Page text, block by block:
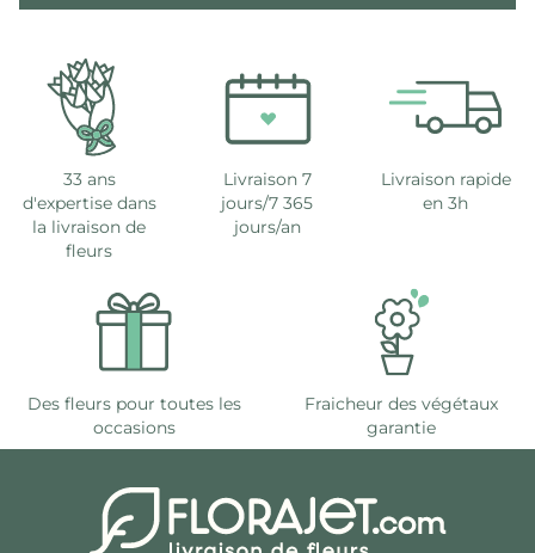
33 ans
d'expertise dans
la livraison de
fleurs
Livraison 7
jours/7 365
jours/an
Livraison rapide
en 3h
Des fleurs pour toutes les
occasions
Fraicheur des végétaux
garantie